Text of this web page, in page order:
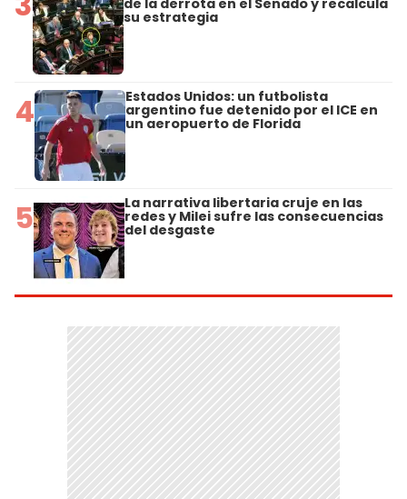
de la derrota en el Senado y recalcula
su estrategia
4 Estados Unidos: un futbolista
argentino fue detenido por el ICE en
un aeropuerto de Florida
5 La narrativa libertaria cruje en las
redes y Milei sufre las consecuencias
del desgaste